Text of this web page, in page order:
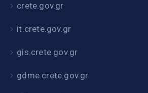
crete.gov.gr
it.crete.gov.gr
gis.crete.gov.gr
gdme.crete.gov.gr